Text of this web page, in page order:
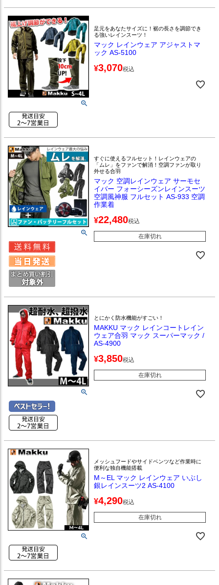
足元をあなたサイズに！裾の長さを調節でき
る強いレインスーツ！
マック レインウェア アジャストマ
ック AS-5100
¥3,070税込
すぐに使えるフルセット！レインウェアの
「ムレ」をファンで解消！空調ファンが取り
外せる合羽
マック 空調レインウェア サーモセ
イバー フォーシーズンレインスーツ
空調風神服 フルセット AS-933 空調
作業着
¥22,480税込
在庫切れ
とにかく防水機能がすごい！
MAKKU マック レインコートレイン
ウェア合羽 マック スーパーマック /
AS-4900
¥3,850税込
在庫切れ
メッシュフードやサイドベンツなど作業時に
便利な独自機能搭載
M～EL マック レインウェア いぶし
銀レインスーツ2 AS-4100
¥4,290税込
在庫切れ